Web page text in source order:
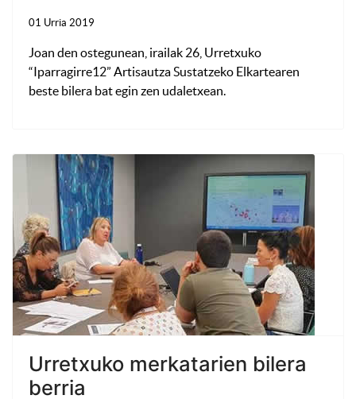
01 Urria 2019
Joan den ostegunean, irailak 26, Urretxuko
“Iparragirre12” Artisautza Sustatzeko Elkartearen
beste bilera bat egin zen udaletxean.
Urretxuko merkatarien bilera
berria